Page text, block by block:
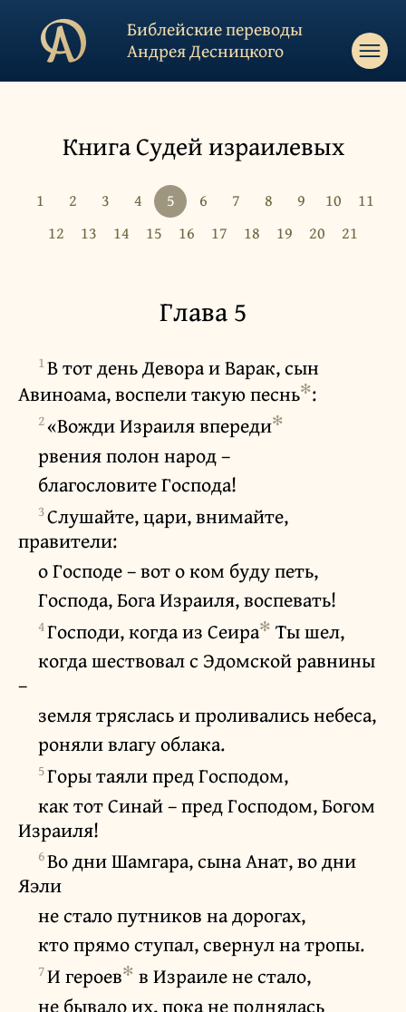
Библейские переводы
Андрея Десницкого
Книга Судей израилевых
1 2 3 4 5 6 7 8 9 10
11
12
13 14 15 16 17 18 19 20 21
Глава 5
1В тот день Девора и Варак, сын
Авиноама, воспели такую песнь✻:
2«Вожди Израиля впереди✻
рвения полон народ –
благословите Господа!
3Слушайте, цари, внимайте,
правители:
о Господе – вот о ком буду петь,
Господа, Бога Израиля, воспевать!
4Господи, когда из Сеира✻ Ты шел,
когда шествовал с Эдомской равнины
–
земля тряслась и проливались небеса,
роняли влагу облака.
5Горы таяли пред Господом,
как тот Синай – пред Господом, Богом
Израиля!
6Во дни Шамгара, сына Анат, во дни
Яэли
не стало путников на дорогах,
кто прямо ступал, свернул на тропы.
7И героев✻ в Израиле не стало,
не бывало их, пока не поднялась